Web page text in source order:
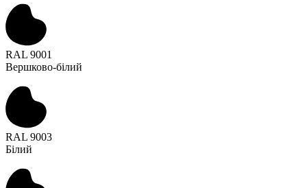
RAL 9001
Вершково-білий
RAL 9003
Білий